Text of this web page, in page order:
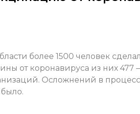
более 1500 человек
от коронавируса из них 477
Осложнений в